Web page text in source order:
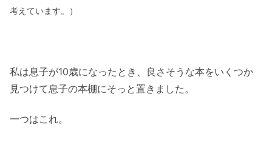
考えています。）
私は息子が10歳になったとき、良さそうな本をいくつか
見つけて息子の本棚にそっと置きました。
一つはこれ。